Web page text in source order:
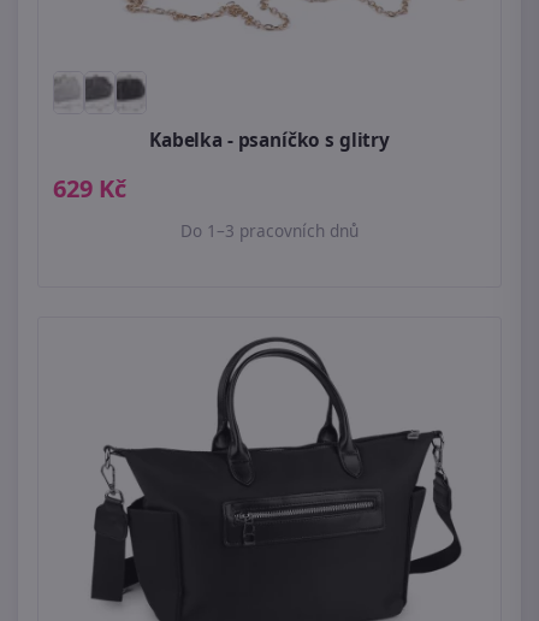
Kabelka - psaníčko s glitry
629 Kč
Do 1–3 pracovních dnů